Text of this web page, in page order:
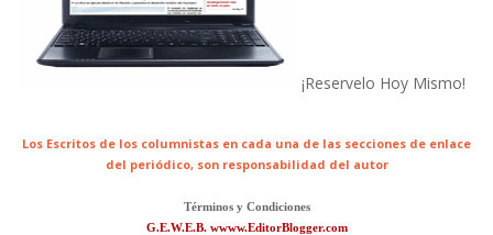
¡Reservelo Hoy Mismo!
Los Escritos de los columnistas en cada una de las secciones de enlace
del periódico, son responsabilidad del autor
Términos y Condiciones
G.E.W.E.B. wwww.EditorBlogger.com